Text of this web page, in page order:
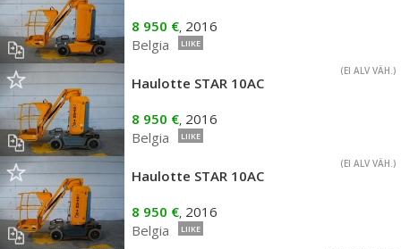
8 950 €, 2016
Belgia
LIIKE
(EI ALV VÄH.)
Haulotte STAR 10AC
8 950 €, 2016
Belgia
LIIKE
(EI ALV VÄH.)
Haulotte STAR 10AC
8 950 €, 2016
Belgia
LIIKE